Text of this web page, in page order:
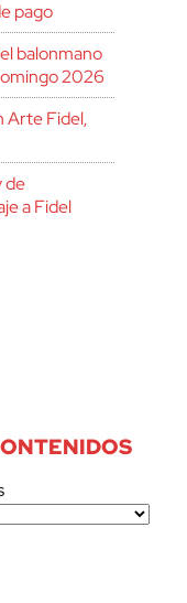
pago
balonmano
2026
Arte Fidel,
de
a Fidel